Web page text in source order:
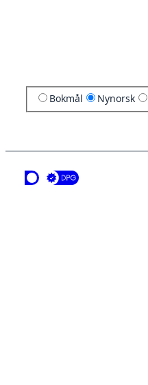
Bokmål Nynorsk